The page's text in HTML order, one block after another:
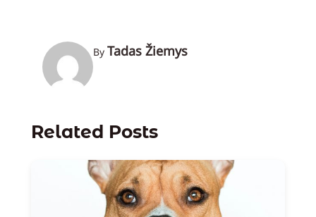
By Tadas Žiemys
Related Posts